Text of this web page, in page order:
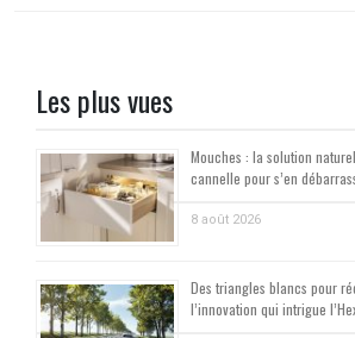
Les plus vues
Mouches : la solution
cannelle pour s’en
8 août 2026
Des triangles blancs pour
l’innovation qui intrigue